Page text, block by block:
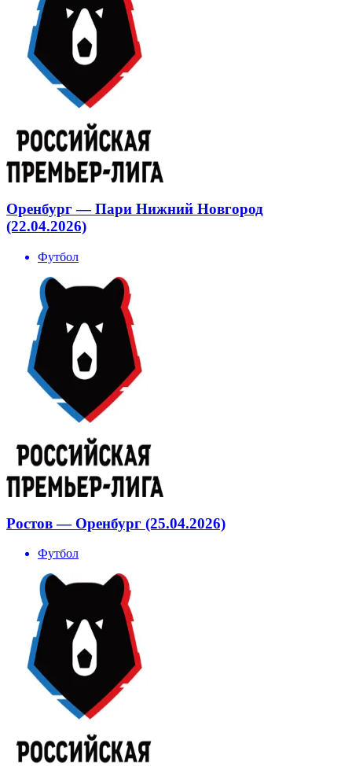
Оренбург — Пари Нижний Новгород
(22.04.2026)
Футбол
Ростов — Оренбург (25.04.2026)
Футбол